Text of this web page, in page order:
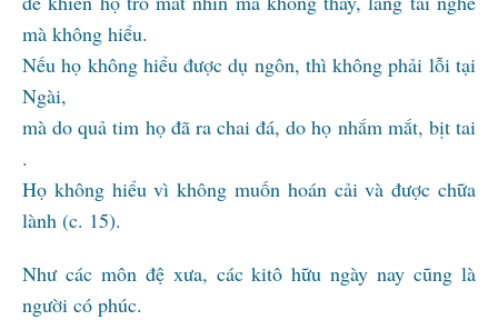
mà không hiểu.
Nếu họ không hiểu được dụ ngôn, thì không phải lỗi tại
Ngài,
mà do quả tim họ đã ra chai đá, do họ nhắm mắt, bịt tai
.
Họ không hiểu vì không muốn hoán cải và được chữa
lành (c. 15).
Như các môn đệ xưa, các kitô hữu ngày nay cũng là
người có phúc.